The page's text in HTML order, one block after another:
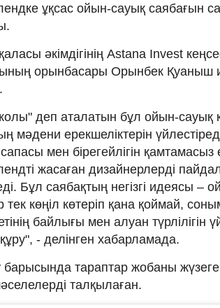
ұқсас ойын-сауық саябағын
әкімдігінің Astana Invest
орынбасары Орынбек Қуаныш
деп аталатын бұл ойын-сауық
мәдени ерекшеліктерін
мен бірегейлігін
жасаған дизайнерлерді
Бұл саябақтың негізгі идеясы
тек көңіл көтеріп қана қоймай,
байлығы мен алуан түрлілігін
құру", - делінген хабарламада.
барысында тараптар жобаны
талқылаған.